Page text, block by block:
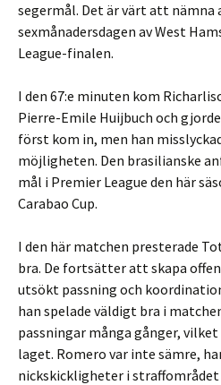
segermål. Det är värt att nämna
sexmånadersdagen av West
League-finalen.
I den 67:e minuten kom
Pierre-Emile Huijbuch och
först kom in, men han
möjligheten. Den brasilianske
mål i Premier League den här
Carabao Cup.
I den här matchen presterade
bra. De fortsätter att skapa
utsökt passning och
han spelade väldigt bra i
passningar många gånger,
laget. Romero var inte sämre,
nickskickligheter i straffområdet